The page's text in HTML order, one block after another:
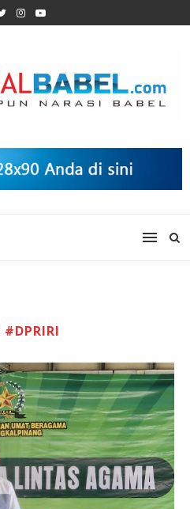
#DPRIRI